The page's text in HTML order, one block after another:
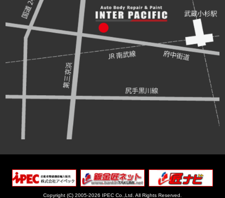
Copyright (C) 2005-2026 IPEC Co.,Ltd. All Rights Reserved.